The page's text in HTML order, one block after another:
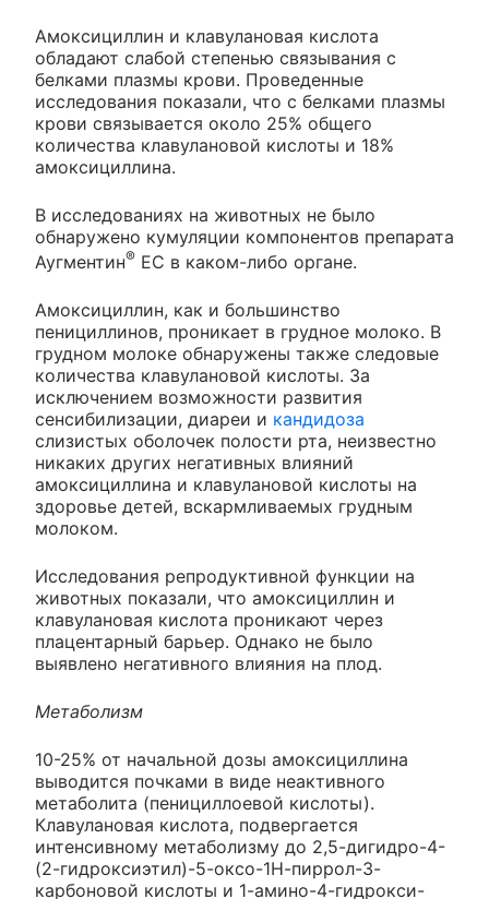
Амоксициллин и клавулановая кислота
обладают слабой степенью связывания с
белками плазмы крови. Проведенные
исследования показали, что с белками плазмы
крови связывается около 25% общего
количества клавулановой кислоты и 18%
амоксициллина.
В исследованиях на животных не было
обнаружено кумуляции компонентов препарата
Аугментин® ЕС в каком-либо органе.
Амоксициллин, как и большинство
пенициллинов, проникает в грудное молоко. В
грудном молоке обнаружены также следовые
количества клавулановой кислоты. За
исключением возможности развития
сенсибилизации, диареи и кандидоза
слизистых оболочек полости рта, неизвестно
никаких других негативных влияний
амоксициллина и клавулановой кислоты на
здоровье детей, вскармливаемых грудным
молоком.
Исследования репродуктивной функции на
животных показали, что амоксициллин и
клавулановая кислота проникают через
плацентарный барьер. Однако не было
выявлено негативного влияния на плод.
Метаболизм
10-25% от начальной дозы амоксициллина
выводится почками в виде неактивного
метаболита (пенициллоевой кислоты).
Клавулановая кислота, подвергается
интенсивному метаболизму до 2,5-дигидро-4-
(2-гидроксиэтил)-5-оксо-1Н-пиррол-3-
карбоновой кислоты и 1-амино-4-гидрокси-